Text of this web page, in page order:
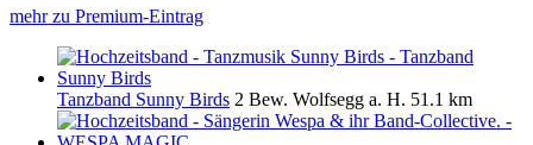
mehr zu Premium-Eintrag
Tanzband Sunny Birds 2 Bew. Wolfsegg a. H. 51.1 km